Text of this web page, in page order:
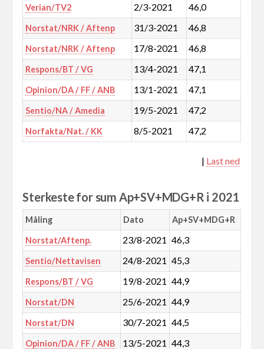
Verian/TV2 2/3-2021 46,0
Norstat/NRK / Aftenp 31/3-2021 46,8
Norstat/NRK / Aftenp 17/8-2021 46,8
Respons/BT / VG 13/4-2021 47,1
Opinion/DA / FF / ANB 13/1-2021 47,1
Sentio/NA / Amedia 19/5-2021 47,2
Norfakta/Nat. / KK 8/5-2021 47,2
| Last ned
Sterkeste for sum Ap+SV+MDG+R i 2021
Måling Dato Ap+SV+MDG+R
Norstat/Aftenp. 23/8-2021 46,3
Sentio/Nettavisen 24/8-2021 45,3
Respons/BT / VG 19/8-2021 44,9
Norstat/DN 25/6-2021 44,9
Norstat/DN 30/7-2021 44,5
Opinion/DA / FF / ANB 13/5-2021 44,3